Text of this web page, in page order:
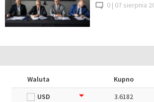
0 | 07 sierpnia
Waluta Kupno
USD
3.6182